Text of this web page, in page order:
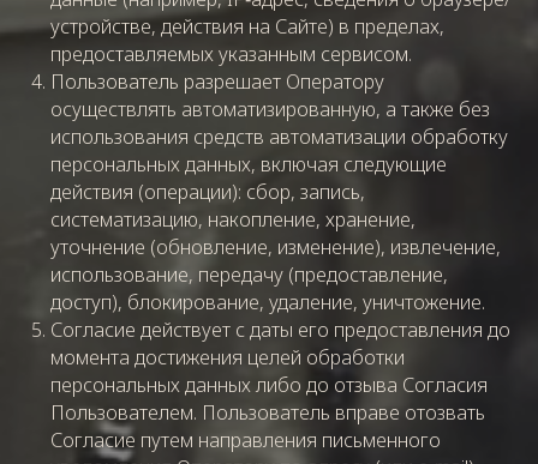
устройстве, действия на Сайте) в пределах,
предоставляемых указанным сервисом.
Пользователь разрешает Оператору
осуществлять автоматизированную, а также без
использования средств автоматизации обработку
персональных данных, включая следующие
действия (операции): сбор, запись,
систематизацию, накопление, хранение,
уточнение (обновление, изменение), извлечение,
использование, передачу (предоставление,
доступ), блокирование, удаление, уничтожение.
Согласие действует с даты его предоставления до
момента достижения целей обработки
персональных данных либо до отзыва Согласия
Пользователем. Пользователь вправе отозвать
Согласие путем направления письменного